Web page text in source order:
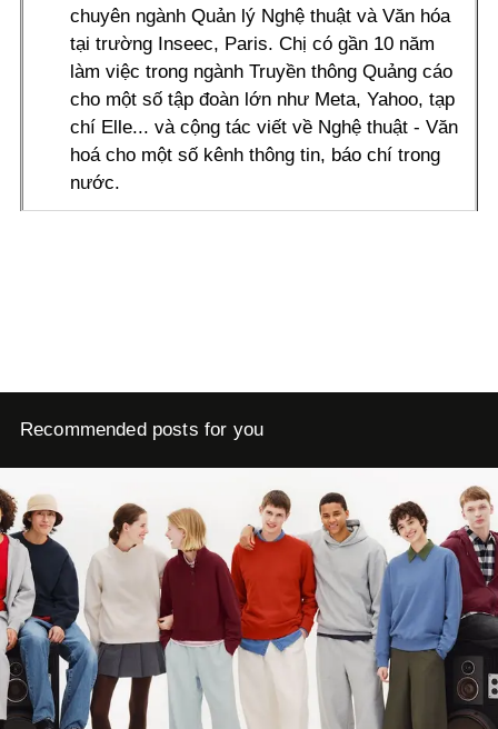
chuyên ngành Quản lý Nghệ thuật và Văn hóa
tại trường Inseec, Paris. Chị có gần 10 năm
làm việc trong ngành Truyền thông Quảng cáo
cho một số tập đoàn lớn như Meta, Yahoo, tạp
chí Elle... và cộng tác viết về Nghệ thuật - Văn
hoá cho một số kênh thông tin, báo chí trong
nước.
Recommended posts for you